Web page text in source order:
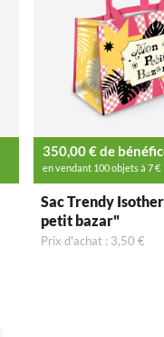
Sac Trendy
petit bazar"
350,00 € de
en vendant 100 objets à 7 €
Prix d'achat : 3,50 €